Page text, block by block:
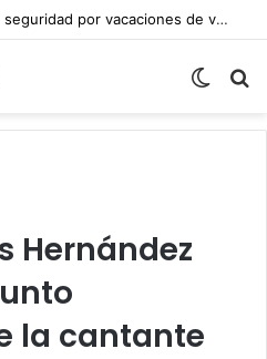
Fortalecen operativos de seguridad por vacaciones de verano en Atlixco
Switch
Hernández
la cantante